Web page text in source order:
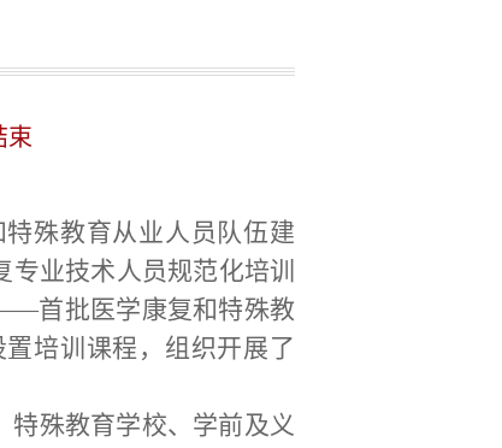
束
殊教育从业人员队伍建
专业技术人员规范化培训
首批医学康复和特殊教
培训课程，组织开展了
殊教育学校、学前及义